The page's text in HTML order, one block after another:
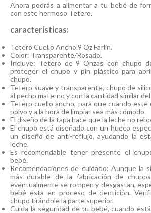
Ahora podrás a alimentar a tu bebé de
con este hermoso Tetero.
características:
Tetero Cuello Ancho 9 Oz Farlin.
Color: Transparente/Rosado.
Incluye: Tetero de 9 Onzas con chupo
proteger el chupo y pin plástico para
chupo.
Tetero suave y transparente, chupo de
al pecho materno y con la cantidad similar
Tetero cuello ancho, para que cuando este
polvo y a la hora de limpiar sea más cómodo.
El diseño de la tapa hace que la leche no
El chupo está diseñado con un hueco
un diseño de anti-reflujo, ayudando la
leche.
Es recomendable tener presente el
bebé.
Recomendaciones de cuidado: Aunque la
más durable de la fabricación de
eventualmente se rompen y desgastan,
bebé esta en proceso de dentición.
chupo tirándole la parte superior.
Cuida la seguridad de tu bebé, cuando